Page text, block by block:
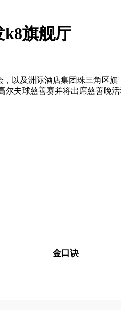
k8旗舰厅
以及洲际酒店集团珠三角区
尔夫球慈善赛并将出席慈善晚
金口诀